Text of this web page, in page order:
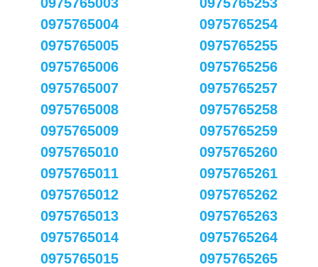
0975765004
0975765005
0975765006
0975765007
0975765008
0975765009
0975765010
0975765011
0975765012
0975765013
0975765014
0975765015
0975765254
0975765255
0975765256
0975765257
0975765258
0975765259
0975765260
0975765261
0975765262
0975765263
0975765264
0975765265